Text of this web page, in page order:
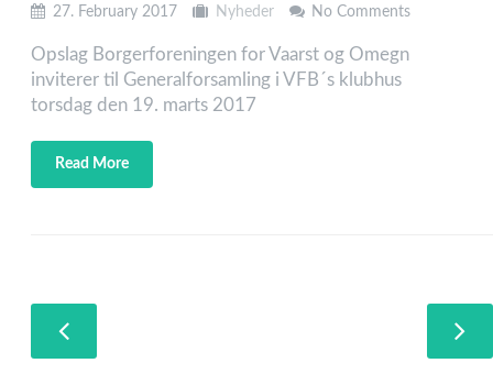
27. February 2017 Nyheder No Comments
Opslag Borgerforeningen for Vaarst og Omegn
inviterer til Generalforsamling i VFB´s klubhus
torsdag den 19. marts 2017
Read More